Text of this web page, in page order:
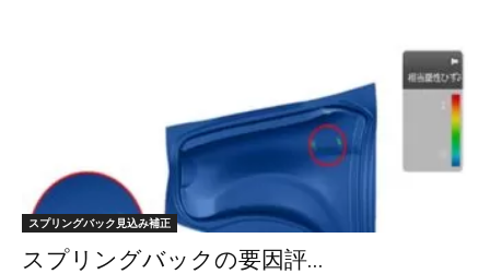
スプリングバック見込み補正
スプリングバックの要因評...